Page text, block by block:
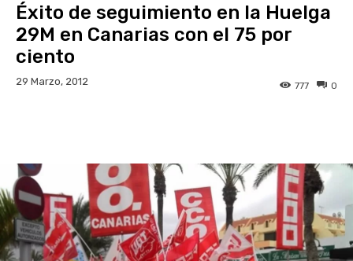
Éxito de seguimiento en la Huelga
29M en Canarias con el 75 por
ciento
29 Marzo, 2012 0
777